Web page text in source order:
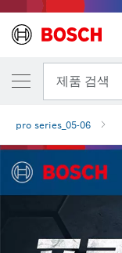
제품 검색
pro series_05-06